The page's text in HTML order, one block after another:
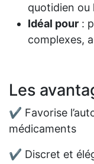
quotidien ou
Idéal pour :
complexes,
Les
✔ Favorise
médicaments
✔ Discret et